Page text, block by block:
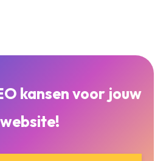
kansen voor jouw
website!